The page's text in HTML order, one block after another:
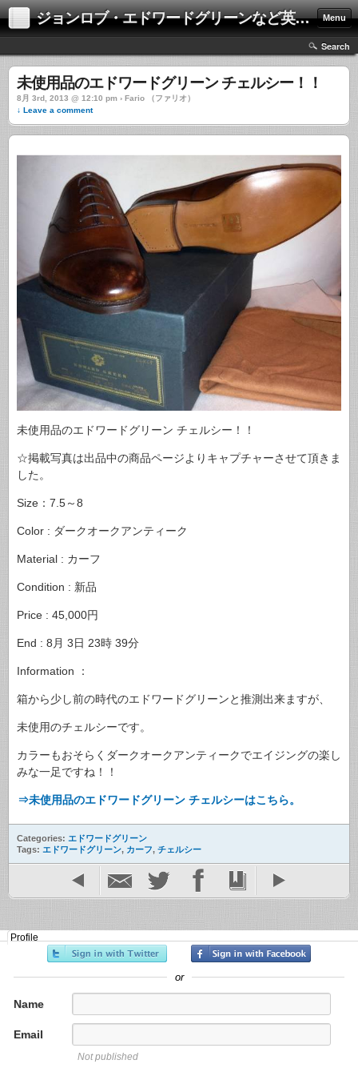
ジョンロブ・エドワードグリーンなど英国靴の激安中古通販情報ブログ Menu
Search
未使用品のエドワードグリーン チェルシー！！
8月 3rd, 2013 @ 12:10 pm › Fario （ファリオ）
↓ Leave a comment
未使用品のエドワードグリーン チェルシー！！
☆掲載写真は出品中の商品ページよりキャプチャーさせて頂きま
した。
Size：7.5～8
Color : ダークオークアンティーク
Material : カーフ
Condition : 新品
Price : 45,000円
End : 8月 3日 23時 39分
Information ：
箱から少し前の時代のエドワードグリーンと推測出来ますが、
未使用のチェルシーです。
カラーもおそらくダークオークアンティークでエイジングの楽し
みな一足ですね！！
⇒未使用品のエドワードグリーン チェルシーはこちら。
Categories: エドワードグリーン
Tags: エドワードグリーン, カーフ, チェルシー
Profile
or
Name
Email
Not published